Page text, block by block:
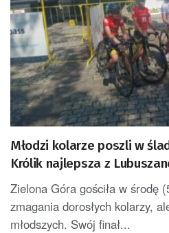
Młodzi kolarze poszli w
Królik najlepsza z
Junior
Zielona Góra gościła w środę
zmagania dorosłych kolarzy,
młodszych. Swój finał...